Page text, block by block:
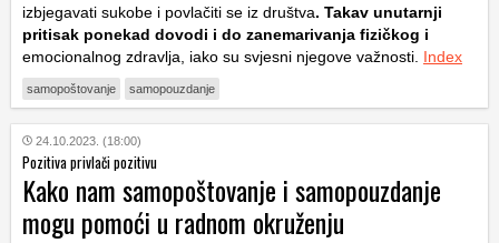
izbjegavati sukobe i povlačiti se iz društva. Takav unutarnji
pritisak ponekad dovodi i do zanemarivanja fizičkog i
emocionalnog zdravlja, iako su svjesni njegove važnosti. Index
samopoštovanje samopouzdanje
24.10.2023. (18:00)
Pozitiva privlači pozitivu
Kako nam samopoštovanje i samopouzdanje
mogu pomoći u radnom okruženju